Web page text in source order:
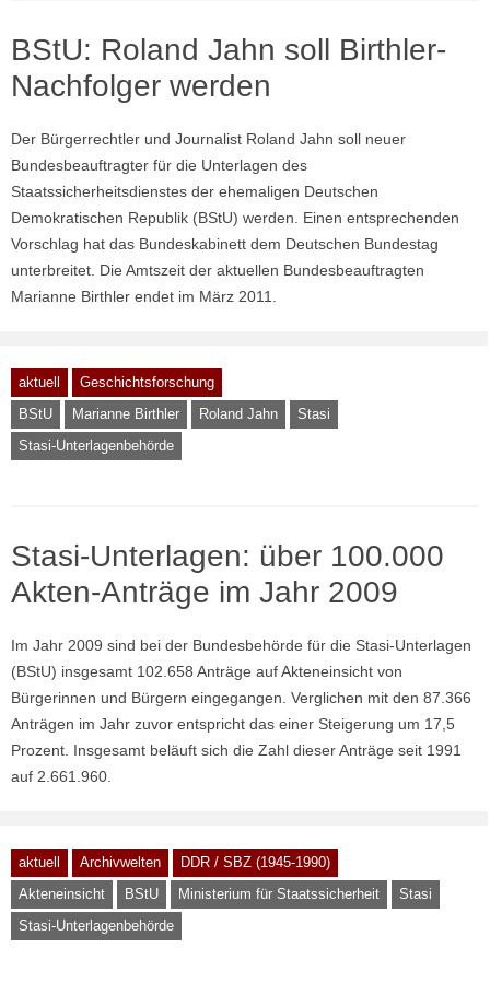
BStU: Roland Jahn soll Birthler-
Nachfolger werden
Der Bürgerrechtler und Journalist Roland Jahn soll neuer
Bundesbeauftragter für die Unterlagen des
Staatssicherheitsdienstes der ehemaligen Deutschen
Demokratischen Republik (BStU) werden. Einen entsprechenden
Vorschlag hat das Bundeskabinett dem Deutschen Bundestag
unterbreitet. Die Amtszeit der aktuellen Bundesbeauftragten
Marianne Birthler endet im März 2011.
aktuell
Geschichtsforschung
BStU
Marianne Birthler Roland Jahn
Stasi
Stasi-Unterlagenbehörde
Stasi-Unterlagen: über 100.000
Akten-Anträge im Jahr 2009
Im Jahr 2009 sind bei der Bundesbehörde für die Stasi-Unterlagen
(BStU) insgesamt 102.658 Anträge auf Akteneinsicht von
Bürgerinnen und Bürgern eingegangen. Verglichen mit den 87.366
Anträgen im Jahr zuvor entspricht das einer Steigerung um 17,5
Prozent. Insgesamt beläuft sich die Zahl dieser Anträge seit 1991
auf 2.661.960.
aktuell Archivwelten
DDR / SBZ (1945-1990)
Akteneinsicht
BStU Ministerium für Staatssicherheit
Stasi
Stasi-Unterlagenbehörde